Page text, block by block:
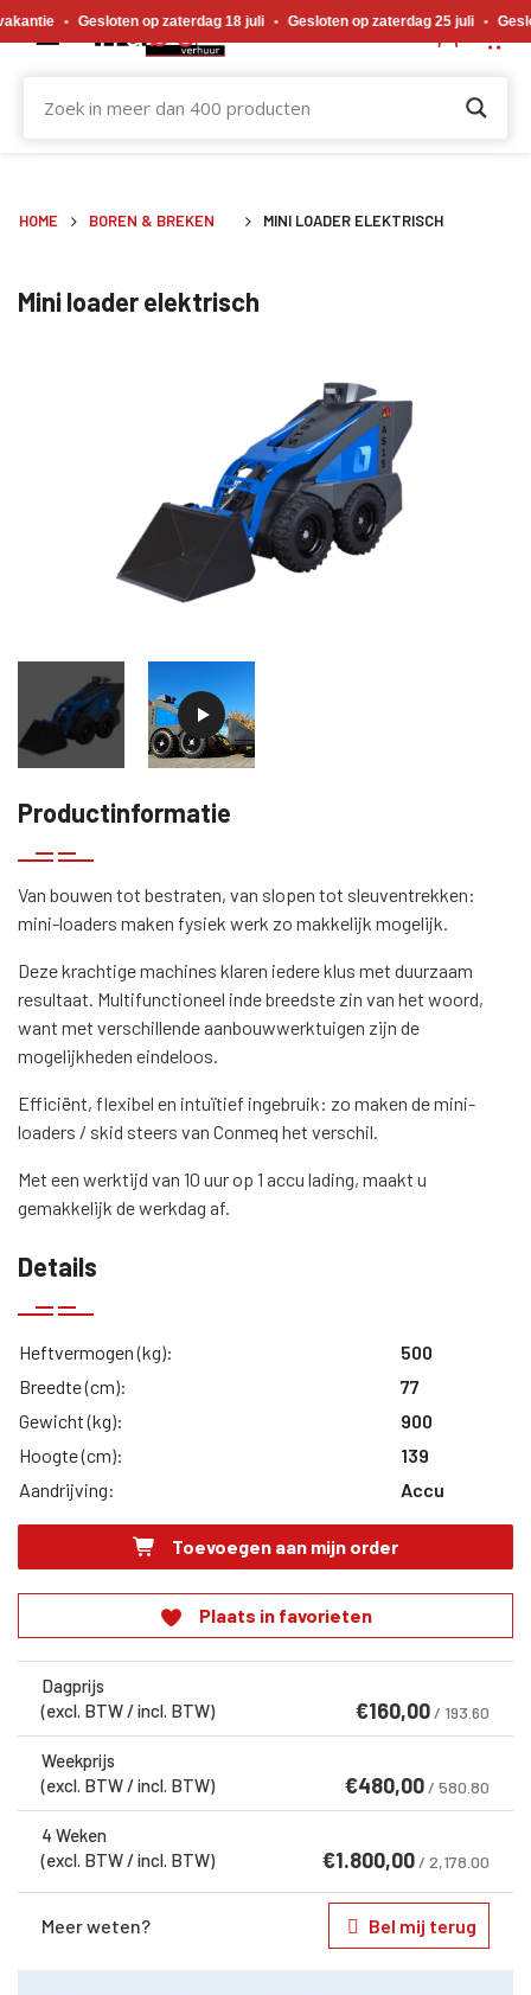
• Gesloten op zaterdag 18 juli • Gesloten op zaterdag 25 juli •
HOME BOREN & BREKEN MINI LOADER ELEKTRISCH
Mini loader elektrisch
Productinformatie
Van bouwen tot bestraten, van slopen tot sleuventrekken:
mini-loaders maken fysiek werk zo makkelijk mogelijk.
Deze krachtige machines klaren iedere klus met duurzaam
resultaat. Multifunctioneel inde breedste zin van het woord,
want met verschillende aanbouwwerktuigen zijn de
mogelijkheden eindeloos.
Efficiënt, flexibel en intuïtief ingebruik: zo maken de mini-
loaders / skid steers van Conmeq het verschil.
Met een werktijd van 10 uur op 1 accu lading, maakt u
gemakkelijk de werkdag af.
Details
Heftvermogen (kg):
500
Breedte (cm):
77
Gewicht (kg):
900
Hoogte (cm):
139
Aandrijving:
Accu
Toevoegen aan mijn order
Plaats in favorieten
Dagprijs
(excl. BTW / incl. BTW)
€160,00 / 193.60
Weekprijs
(excl. BTW / incl. BTW)
€480,00 / 580.80
4 Weken
(excl. BTW / incl. BTW)
€1.800,00 / 2,178.00
Meer weten? Bel mij terug